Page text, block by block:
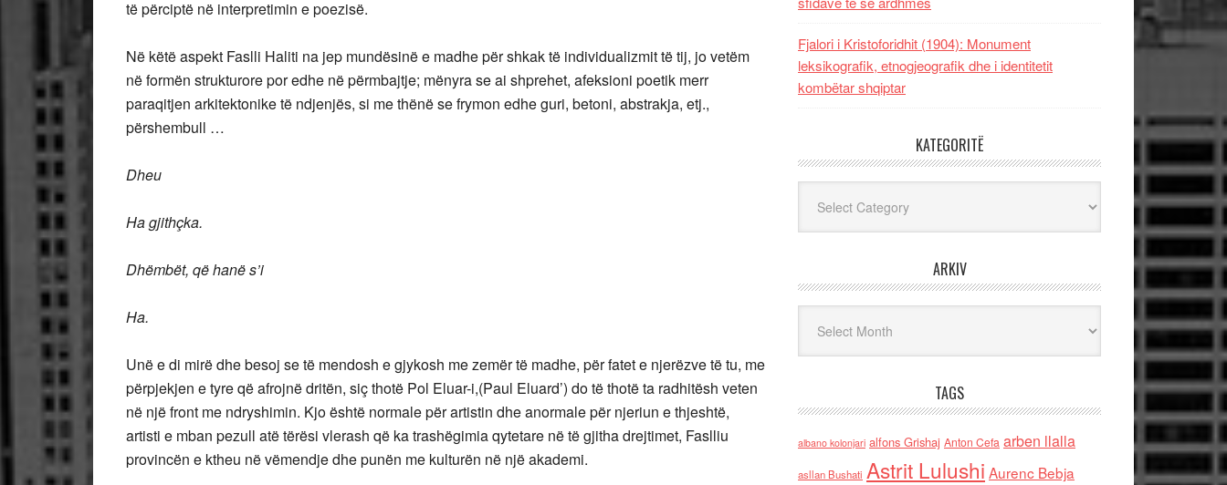
të përciptë në interpretimin e poezisë.
Në këtë aspekt Faslli Haliti na jep mundësinë e madhe për shkak të individualizmit të tij, jo vetëm
në formën strukturore por edhe në përmbajtje; mënyra se ai shprehet, afeksioni poetik merr
paraqitjen arkitektonike të ndjenjës, si me thënë se frymon edhe guri, betoni, abstrakja, etj.,
përshembull …
Dheu
Ha gjithçka.
Dhëmbët, që hanë s’i
Ha.
Unë e di mirë dhe besoj se të mendosh e gjykosh me zemër të madhe, për fatet e njerëzve të tu, me
përpjekjen e tyre që afrojnë dritën, siç thotë Pol Eluar-i,(Paul Eluard’) do të thotë ta radhitësh veten
në një front me ndryshimin. Kjo është normale për artistin dhe anormale për njeriun e thjeshtë,
artisti e mban pezull atë tërësi vlerash që ka trashëgimia qytetare në të gjitha drejtimet, Faslliu
provincën e ktheu në vëmendje dhe punën me kulturën në një akademi.
Fjalori i Kristoforidhit (1904): Monument
leksikografik, etnogjeografik dhe i identitetit
kombëtar shqiptar
KATEGORITË
ARKIV
TAGS
albano kolonjari alfons Grishaj Anton Cefa arben llalla
asllan Bushati Astrit Lulushi Aurenc Bebja